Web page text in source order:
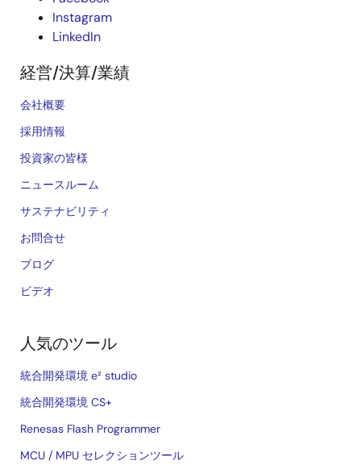
Instagram
LinkedIn
経営/決算/業績
会社概要
採用情報
投資家の皆様
ニュースルーム
サステナビリティ
お問合せ
ブログ
ビデオ
人気のツール
統合開発環境 e² studio
統合開発環境 CS+
Renesas Flash Programmer
MCU / MPU セレクションツール